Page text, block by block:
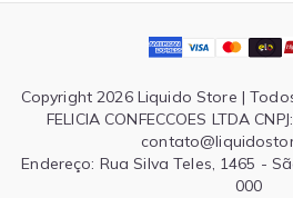
Copyright 2026 Liquido Store |
FELICIA CONFECCOES LTDA
Endereço: Rua Silva Teles, 1465 -
000